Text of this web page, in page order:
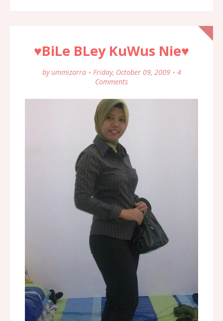
♥BiLe BLey KuWus Nie♥
by ummizarra Friday, October 09, 2009
4
Comments